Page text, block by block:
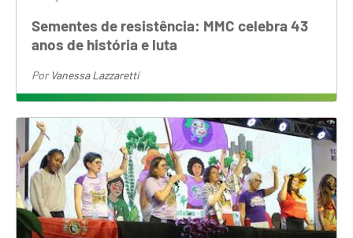
Sementes de resistência: MMC celebra 43
anos de história e luta
Por Vanessa Lazzaretti